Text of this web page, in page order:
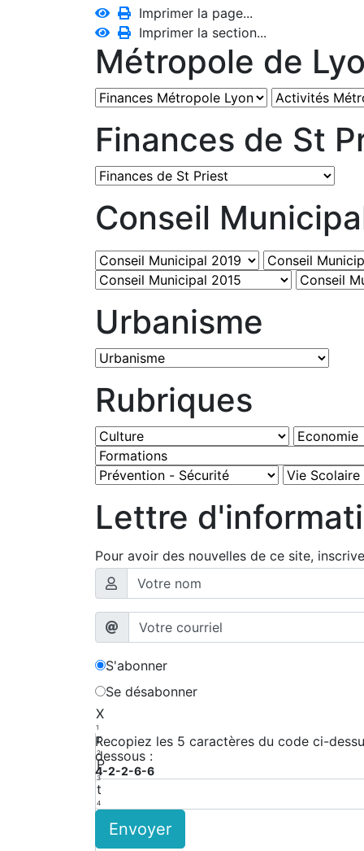
Imprimer la page...
Imprimer la section...
Métropole de
Finances de St
Conseil
Urbanisme
Rubriques
Lettre
Pour avoir des nouvelles de ce site,
S'abonner
Se désabonner
X
1
r
2
P
3
t
4
d
Recopiez les 5 caractères du code ci-
dessous :
4-2-2-6-6
Envoyer